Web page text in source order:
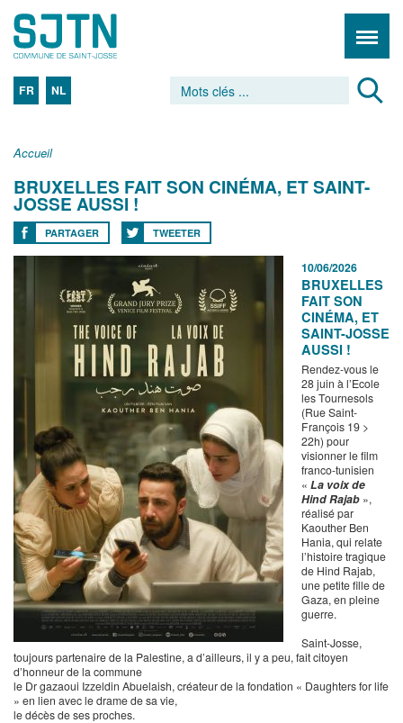
FR NL
Accueil
BRUXELLES FAIT SON CINÉMA, ET SAINT-
JOSSE AUSSI !
PARTAGER TWEETER
10/06/2026
BRUXELLES
FAIT SON
CINÉMA, ET
SAINT-JOSSE
AUSSI !
Rendez-vous le
28 juin à l’Ecole
les Tournesols
(Rue Saint-
François 19 >
22h) pour
visionner le film
franco-tunisien
« La voix de
Hind Rajab »,
réalisé par
Kaouther Ben
Hania, qui relate
l’histoire tragique
de Hind Rajab,
une petite fille de
Gaza, en pleine
guerre.
Saint-Josse,
toujours partenaire de la Palestine, a d’ailleurs, il y a peu, fait citoyen
d’honneur de la commune
le Dr gazaoui Izzeldin Abuelaish, créateur de la fondation « Daughters for life
» en lien avec le drame de sa vie,
le décès de ses proches.